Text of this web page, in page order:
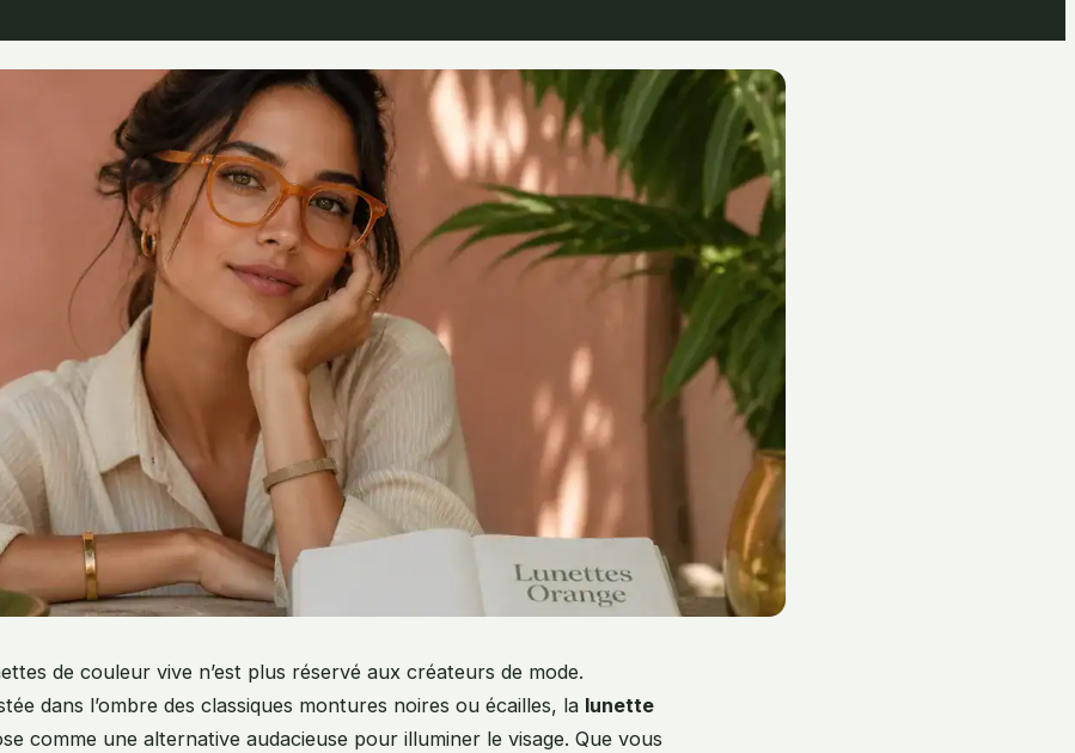
de couleur vive n’est plus réservé aux créateurs de mode.
dans l’ombre des classiques montures noires ou écailles, la lunette
comme une alternative audacieuse pour illuminer le visage. Que vous